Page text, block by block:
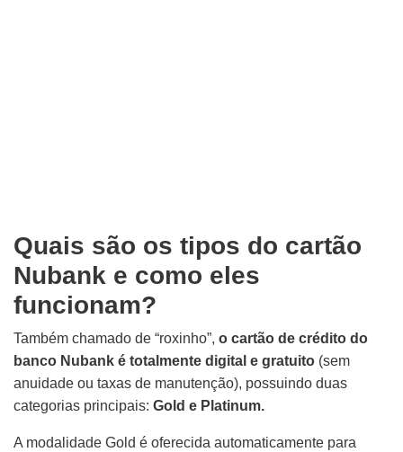
Quais são os tipos do cartão
Nubank e como eles
funcionam?
Também chamado de “roxinho”, o cartão de crédito do
banco Nubank é totalmente digital e gratuito (sem
anuidade ou taxas de manutenção), possuindo duas
categorias principais: Gold e Platinum.
A modalidade Gold é oferecida automaticamente para